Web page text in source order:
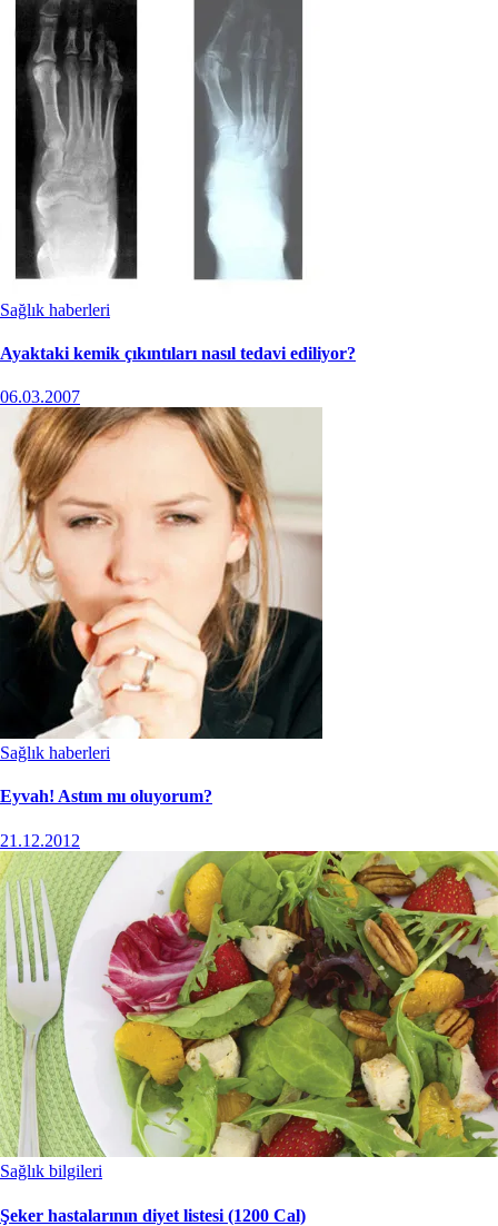
Sağlık haberleri
Ayaktaki kemik çıkıntıları nasıl tedavi ediliyor?
06.03.2007
Sağlık haberleri
Eyvah! Astım mı oluyorum?
21.12.2012
Sağlık bilgileri
Şeker hastalarının diyet listesi (1200 Cal)